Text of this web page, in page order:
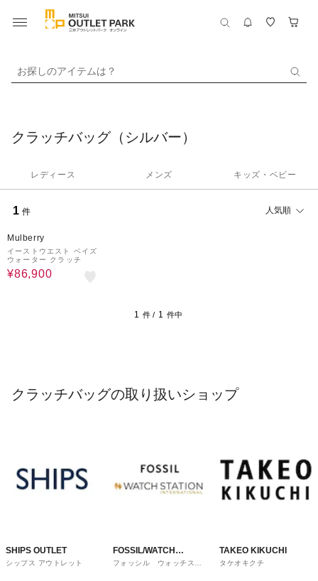
お探しのアイテムは？
クラッチバッグ（シルバー）
レディース メンズ キッズ・ベビー
1 件 人気順
Mulberry
イーストウエスト ベイズ
ウォーター クラッチ
¥86,900
1 件 / 1 件中
クラッチバッグの取り扱いショップ
SHIPS OUTLET
シップス アウトレット
FOSSIL/WATCH
STATION
フォッシル ウォッチステ
TAKEO KIKUCHI
タケオキクチ